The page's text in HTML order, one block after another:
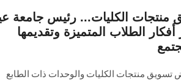
منتجات الكليات... رئيس جامعة
الطلاب المتميزة وتقديمها
منتجات الكليات والوحدات ذات الطابع